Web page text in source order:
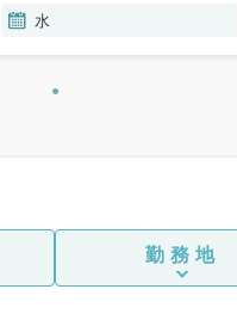
水
勤務地